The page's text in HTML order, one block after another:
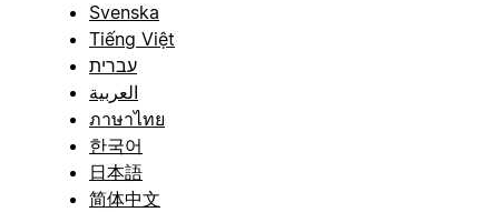
Svenska
Tiếng Việt
עברית
العربية
ภาษาไทย
한국어
日本語
简体中文